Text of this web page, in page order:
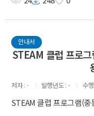
안내서
STEAM 클럽 프로
저자 - 발행년도 - 수
STEAM 클럽 프로그램(